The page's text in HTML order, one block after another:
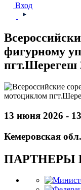
Вход
фигурному
пгт.Шерегеш
13 июня 2026 -
Кемеровская
ПАРТНЕРЫ